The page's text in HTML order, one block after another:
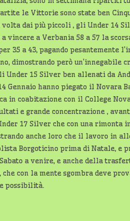
le Vittorie sono state ben
dai più piccoli , gli Under 14
a vincere a Verbania 58 a 57 la
35 a 43, pagando pesantemente
dimostrando però un’innegabile
Under 15 Silver ben allenati da
Gennaio hanno piegato il Novara
in coabitazione con il College
e grande concentrazione ,
17 Silver che con una rimonta
anche loro che il lavoro in
Borgoticino prima di Natale,
a venire, e anche della
che con la mente sgombra deve
possibilità.